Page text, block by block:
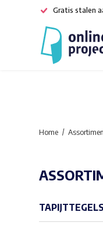
Gratis stalen
Home
TAPIJTTEGELS